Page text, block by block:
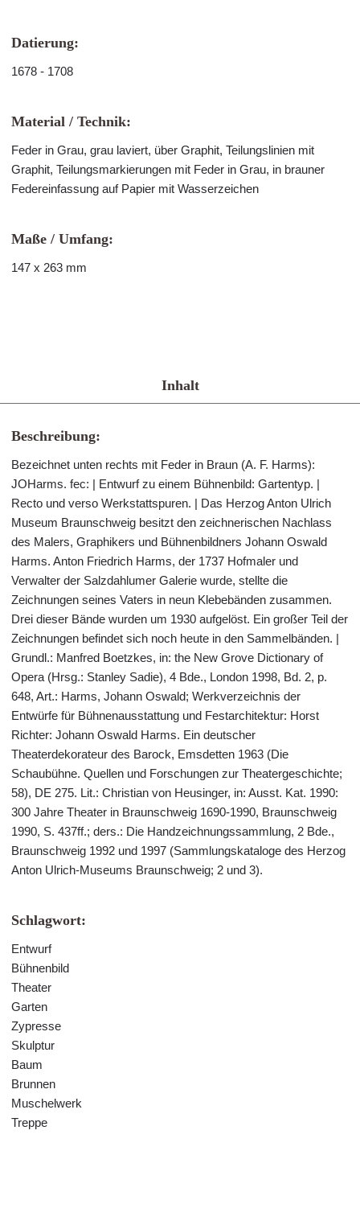
Datierung:
1678 - 1708
Material / Technik:
Feder in Grau, grau laviert, über Graphit, Teilungslinien mit
Graphit, Teilungsmarkierungen mit Feder in Grau, in brauner
Federeinfassung auf Papier mit Wasserzeichen
Maße / Umfang:
147 x 263 mm
Inhalt
Beschreibung:
Bezeichnet unten rechts mit Feder in Braun (A. F. Harms):
JOHarms. fec: | Entwurf zu einem Bühnenbild: Gartentyp. |
Recto und verso Werkstattspuren. | Das Herzog Anton Ulrich
Museum Braunschweig besitzt den zeichnerischen Nachlass
des Malers, Graphikers und Bühnenbildners Johann Oswald
Harms. Anton Friedrich Harms, der 1737 Hofmaler und
Verwalter der Salzdahlumer Galerie wurde, stellte die
Zeichnungen seines Vaters in neun Klebebänden zusammen.
Drei dieser Bände wurden um 1930 aufgelöst. Ein großer Teil der
Zeichnungen befindet sich noch heute in den Sammelbänden. |
Grundl.: Manfred Boetzkes, in: the New Grove Dictionary of
Opera (Hrsg.: Stanley Sadie), 4 Bde., London 1998, Bd. 2, p.
648, Art.: Harms, Johann Oswald; Werkverzeichnis der
Entwürfe für Bühnenausstattung und Festarchitektur: Horst
Richter: Johann Oswald Harms. Ein deutscher
Theaterdekorateur des Barock, Emsdetten 1963 (Die
Schaubühne. Quellen und Forschungen zur Theatergeschichte;
58), DE 275. Lit.: Christian von Heusinger, in: Ausst. Kat. 1990:
300 Jahre Theater in Braunschweig 1690-1990, Braunschweig
1990, S. 437ff.; ders.: Die Handzeichnungssammlung, 2 Bde.,
Braunschweig 1992 und 1997 (Sammlungskataloge des Herzog
Anton Ulrich-Museums Braunschweig; 2 und 3).
Schlagwort:
Entwurf
Bühnenbild
Theater
Garten
Zypresse
Skulptur
Baum
Brunnen
Muschelwerk
Treppe